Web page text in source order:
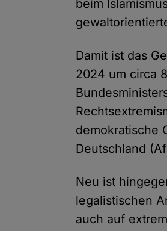
beim
Damit ist das
2024 um circa
demokratische
Deutschland
Neu ist
legalistischen
auch auf